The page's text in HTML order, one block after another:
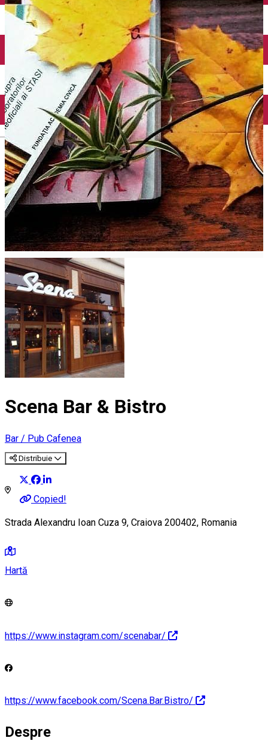
English
Închirieri auto
Închirieri biciclete
Taxi
Încărcare vehicule electrice
Scena Bar & Bistro
Bar / Pub Cafenea
Distribuie
Copied!
Strada Alexandru Ioan Cuza 9, Craiova 200402, Romania
Hartă
https://www.instagram.com/scenabar/
https://www.facebook.com/Scena.Bar.Bistro/
Despre